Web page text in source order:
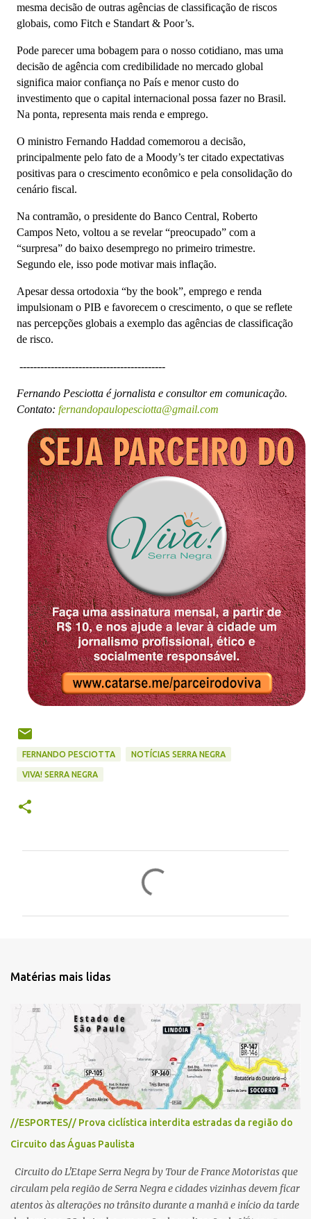
mesma decisão de outras agências de classificação de riscos
globais, como Fitch e Standart & Poor’s.
Pode parecer uma bobagem para o nosso cotidiano, mas uma
decisão de agência com credibilidade no mercado global
significa maior confiança no País e menor custo do
investimento que o capital internacional possa fazer no Brasil.
Na ponta, representa mais renda e emprego.
O ministro Fernando Haddad comemorou a decisão,
principalmente pelo fato de a Moody’s ter citado expectativas
positivas para o crescimento econômico e pela consolidação do
cenário fiscal.
Na contramão, o presidente do Banco Central, Roberto
Campos Neto, voltou a se revelar “preocupado” com a
“surpresa” do baixo desemprego no primeiro trimestre.
Segundo ele, isso pode motivar mais inflação.
Apesar dessa ortodoxia “by the book”, emprego e renda
impulsionam o PIB e favorecem o crescimento, o que se reflete
nas percepções globais a exemplo das agências de classificação
de risco.
------------------------------------------
Fernando Pesciotta é jornalista e consultor em comunicação.
Contato: fernandopaulopesciotta@gmail.com
FERNANDO PESCIOTTA NOTÍCIAS SERRA NEGRA
VIVA! SERRA NEGRA
t
i
o
s
Matérias mais lidas
//ESPORTES// Prova ciclística interdita estradas da região do
Circuito das Águas Paulista
Circuito do L'Etape Serra Negra by Tour de France Motoristas que
circulam pela região de Serra Negra e cidades vizinhas devem ficar
atentos às alterações no trânsito durante a manhã e início da tarde